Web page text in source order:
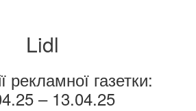
Lidl
рекламної газетки:
– 13.04.25